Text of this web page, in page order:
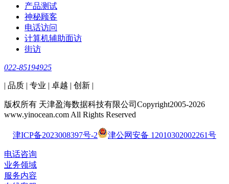
产品测试
神秘顾客
电话访问
计算机辅助面访
街访
022-85194925
| 品质 | 专业 | 卓越 | 创新 |
版权所有 天津盈海数据科技有限公司Copyright2005-2026
www.yinocean.com All Rights Reserved
津ICP备2023008397号-2 津公网安备 12010302002261号
电话咨询
业务领域
服务内容